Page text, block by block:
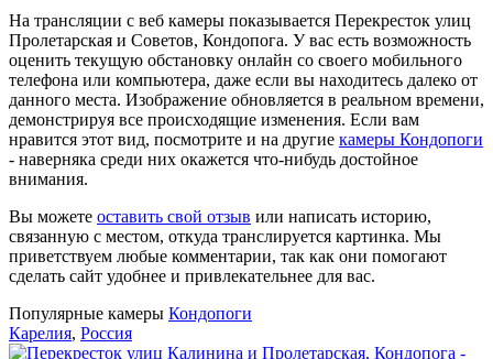
На трансляции с веб камеры показывается Перекресток улиц
Пролетарская и Советов, Кондопога. У вас есть возможность
оценить текущую обстановку онлайн со своего мобильного
телефона или компьютера, даже если вы находитесь далеко от
данного места. Изображение обновляется в реальном времени,
демонстрируя все происходящие изменения. Если вам
нравится этот вид, посмотрите и на другие камеры Кондопоги
- наверняка среди них окажется что-нибудь достойное
внимания.
Вы можете оставить свой отзыв или написать историю,
связанную с местом, откуда транслируется картинка. Мы
приветствуем любые комментарии, так как они помогают
сделать сайт удобнее и привлекательнее для вас.
Популярные камеры Кондопоги
Карелия, Россия